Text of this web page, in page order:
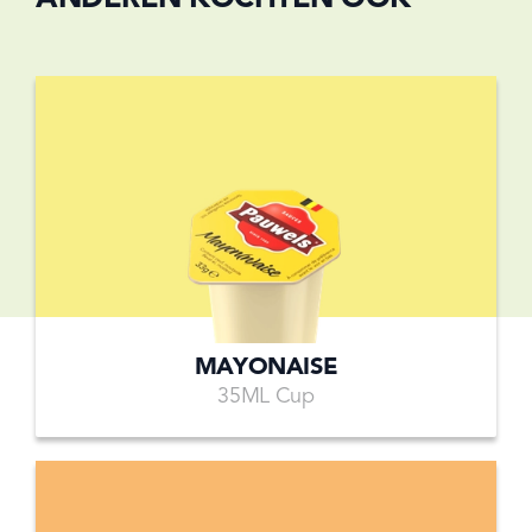
MAYONAISE
35ML Cup